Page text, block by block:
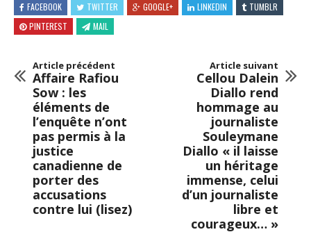
FACEBOOK TWITTER GOOGLE+ LINKEDIN
TUMBLR
PINTEREST
MAIL
Article précédent
Affaire Rafiou
Sow : les
éléments de
l’enquête n’ont
pas permis à la
justice
canadienne de
porter des
accusations
contre lui (lisez)
Article suivant
Cellou Dalein
Diallo rend
hommage au
journaliste
Souleymane
Diallo « il laisse
un héritage
immense, celui
d’un journaliste
libre et
courageux… »